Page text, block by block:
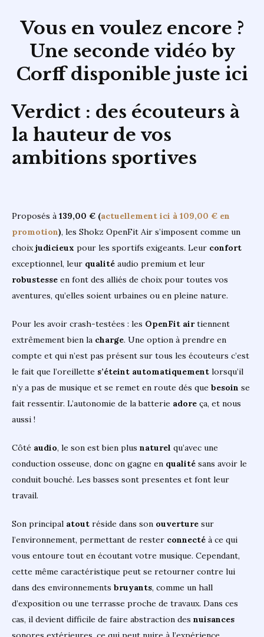
Vous en voulez encore ?
Une seconde vidéo by
Corff disponible juste ici
Verdict : des écouteurs à
la hauteur de vos
ambitions sportives
Proposés à 139,00 € (actuellement ici à 109,00 € en
promotion), les Shokz OpenFit Air s’imposent comme un
choixjudicieux pour les sportifs exigeants. Leur confort
exceptionnel, leur qualité audio premium et leur
robustesse en font des alliés de choix pour toutes vos
aventures, qu’elles soient urbaines ou en pleine nature.
Pour les avoir crash-testées : les OpenFit airtiennent
extrêmement bien la charge. Une option à prendre en
compte et qui n’est pas présent sur tous les écouteurs c’est
le fait que l’oreillette s’éteint automatiquement lorsqu’il
n’y a pas de musique et se remet en route dés que besoin se
fait ressentir. L’autonomie de la batterie adore ça, et nous
aussi !
Côté audio, le son est bien plus naturel qu’avec une
conduction osseuse, donc on gagne en qualité sans avoir le
conduit bouché. Les basses sont presentes et font leur
travail.
Son principal atout réside dans son ouverture sur
l’environnement, permettant de rester connecté à ce qui
vous entoure tout en écoutant votre musique. Cependant,
cette même caractéristique peut se retourner contre lui
dans des environnements bruyants, comme un hall
d’exposition ou une terrasse proche de travaux. Dans ces
cas, il devient difficile de faire abstraction des nuisances